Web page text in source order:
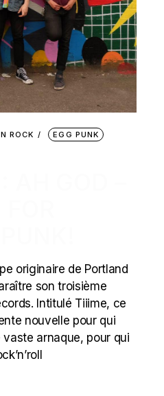
ROCK
EGG PUNK
originaire de Portland
son troisième
Intitulé Tiiime, ce
nouvelle pour qui
arnaque, pour qui